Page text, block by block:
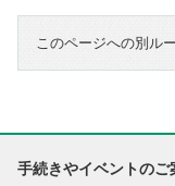
このページへの別ル
手続きやイベントのご